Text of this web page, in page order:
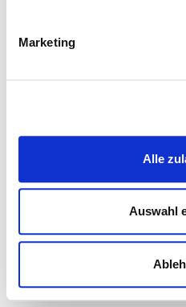
Marketing
Alle
Auswahl